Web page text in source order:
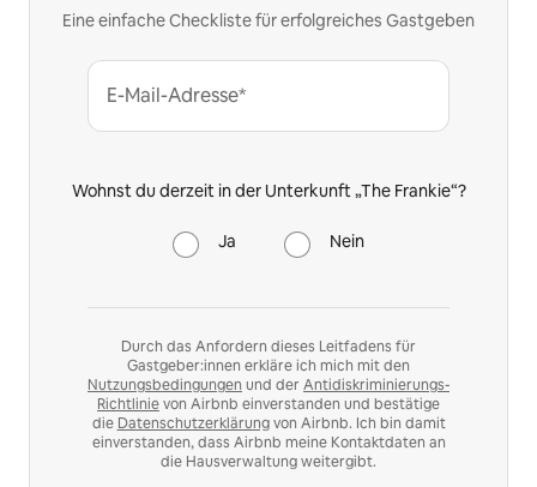
Eine einfache Checkliste für erfolgreiches Gastgeben
E-Mail-Adresse*
Wohnst du derzeit in der Unterkunft „The Frankie“?
Ja Nein
Durch das Anfordern dieses Leitfadens für
Gastgeber:innen erkläre ich mich mit den
Nutzungsbedingungen und der Antidiskriminierungs-
Richtlinievon Airbnb einverstanden und bestätige
die Datenschutzerklärungvon Airbnb. Ich bin damit
einverstanden, dass Airbnb meine Kontaktdaten an
die Hausverwaltung weitergibt.